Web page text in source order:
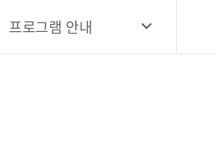
프로그램 안내